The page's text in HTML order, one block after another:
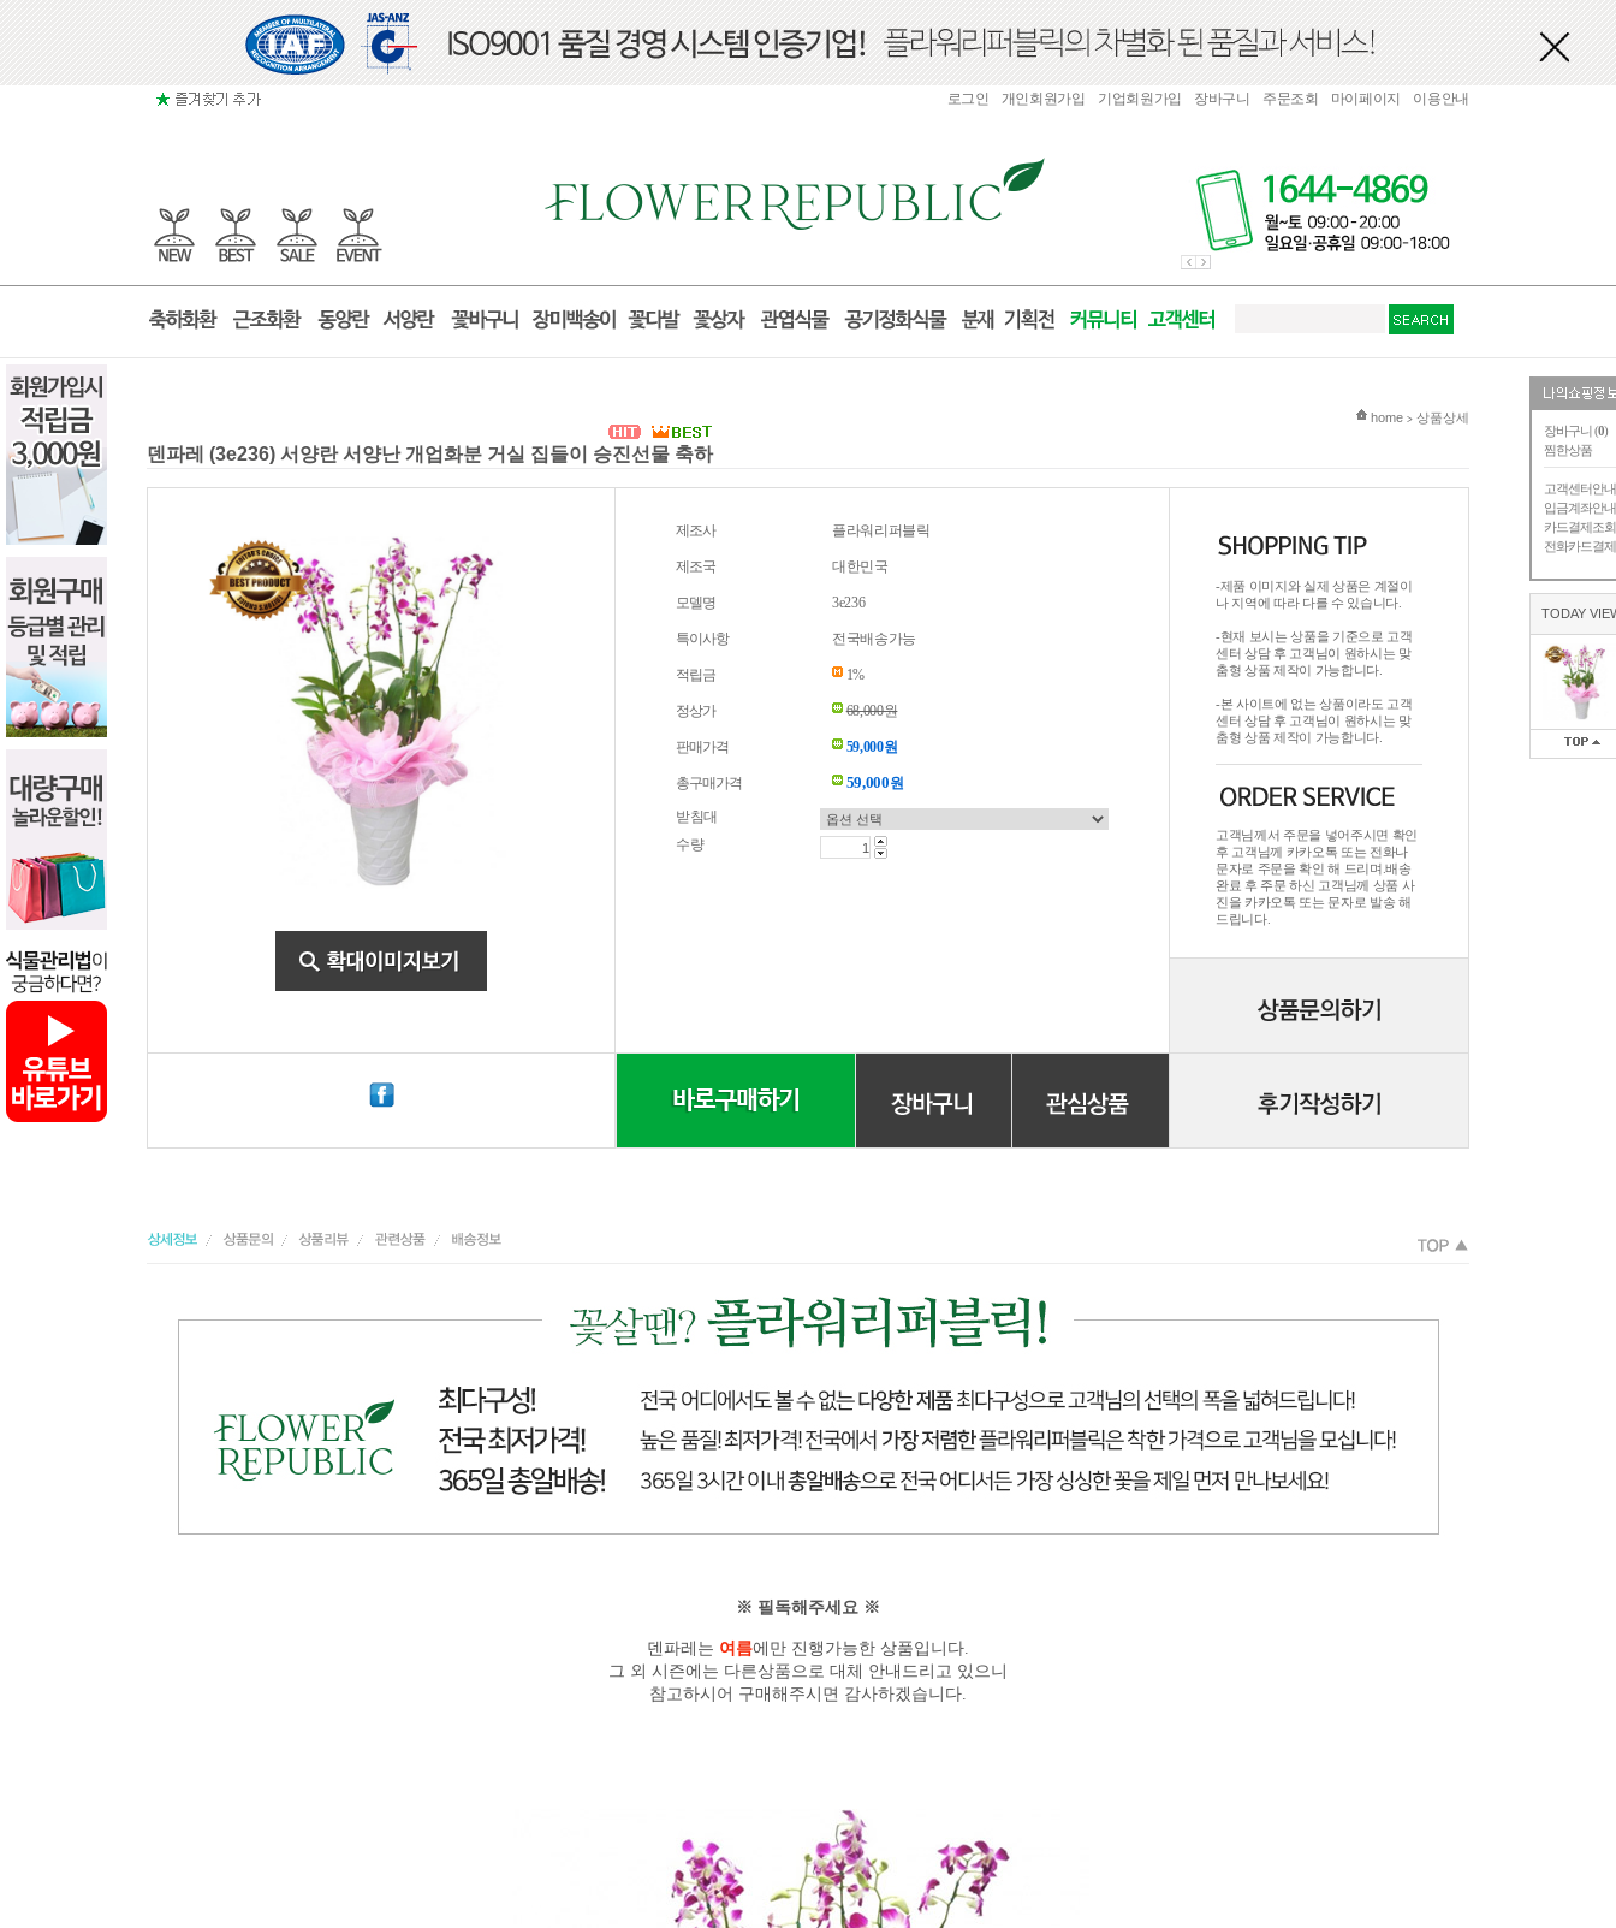
장바구니 (0)
찜한상품
고객센터안내
입금계좌안내
카드결제조회
전화카드결제
TODAY
로그인 개인회원가입 기업회원가입 장바구니 주문조회 마이페이지 이용안내
현재 위치
home > 상품상세
덴파레 (3e236) 서양란 서양난 개업화분 거실 집들이 승진선물 축하
제조사 플라워리퍼블릭
제조국 대한민국
모델명 3e236
특이사항 전국배송가능
적립금 1%
정상가 68,000원
판매가격 59,000원
총구매가격 59,000원
받침대
수량
-제품 이미지와 실제 상품은 계절이
나 지역에 따라 다를 수 있습니다.
-현재 보시는 상품을 기준으로 고객
센터 상담 후 고객님이 원하시는 맞
춤형 상품 제작이 가능합니다.
-본 사이트에 없는 상품이라도 고객
센터 상담 후 고객님이 원하시는 맞
춤형 상품 제작이 가능합니다.
고객님께서 주문을 넣어주시면 확인
후 고객님께 카카오톡 또는 전화나
문자로 주문을 확인 해 드리며.배송
완료 후 주문 하신 고객님께 상품 사
진을 카카오톡 또는 문자로 발송 해
드립니다.
※ 필독해주세요 ※
덴파레는 여름에만 진행가능한 상품입니다.
그 외 시즌에는 다른상품으로 대체 안내드리고 있으니
참고하시어 구매해주시면 감사하겠습니다.